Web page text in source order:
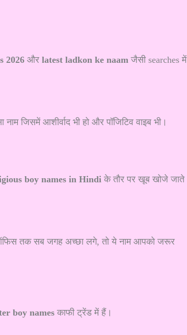
2026 और latest ladkon ke naam जैसी searches में
जिसमें आशीर्वाद भी हो और पॉजिटिव वाइब भी।
boy names in Hindi के तौर पर खूब खोजे जाते
तक सब जगह अच्छा लगे, तो ये नाम आपको जरूर
boy namesकाफी ट्रेंड में हैं।